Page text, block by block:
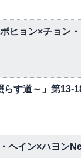
ボヒョン×チョン
らす道～」第13-
ヘイン×ハヨン